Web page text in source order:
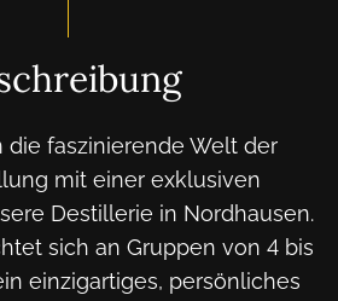
die faszinierende Welt der
mit einer exklusiven
Destillerie in Nordhausen.
sich an Gruppen von 4 bis
einzigartiges, persönliches